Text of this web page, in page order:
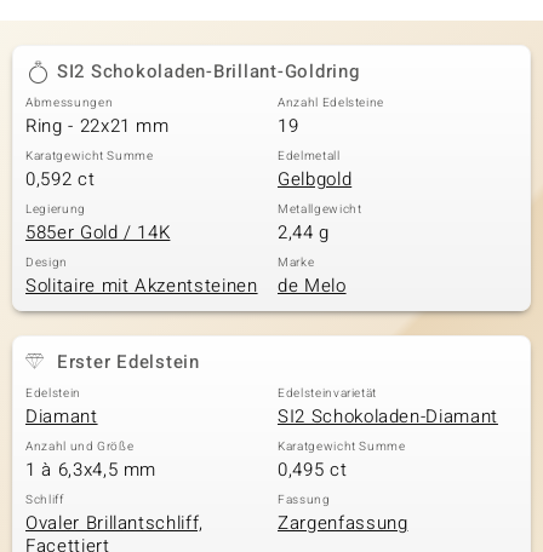
Classics
SI2 Schokoladen-Brillant-Goldring
Abmessungen
Ring - 22x21 mm
Anzahl Edelsteine
19
Karatgewicht Summe
0,592 ct
Edelmetall
Gelbgold
Legierung
585er Gold / 14K
Metallgewicht
2,44 g
Design
Solitaire mit Akzentsteinen
Marke
de Melo
Erster Edelstein
Edelstein
Diamant
Edelsteinvarietät
SI2 Schokoladen-Diamant
Anzahl und Größe
1 à 6,3x4,5 mm
Karatgewicht Summe
0,495 ct
Schliff
Ovaler Brillantschliff,
Facettiert
Fassung
Zargenfassung